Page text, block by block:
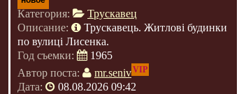
Категория:
Трускавец
Описание:
Трускавець. Житлові будинки
по вулиці Лисенка.
Год съемки:
1965
Автор поста:
mr.senivVIP
Дата:
08.08.2026 09:42